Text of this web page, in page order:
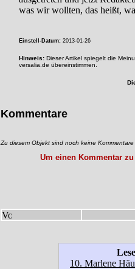
was wir wollten, das heißt,
Einstell-Datum: 2013-01-26
Hinweis: Dieser Artikel spiegelt die
versalia.de übereinstimmen.
Kommentare
Zu diesem Objekt sind noch keine Kommentare
Um einen Kommentar
10. Marlene